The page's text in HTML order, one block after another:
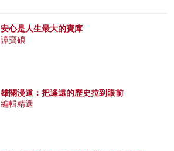
安心是人生最大的寶庫
譚寶碩
雄關漫道：把遙遠的歷史拉到眼前
編輯精選